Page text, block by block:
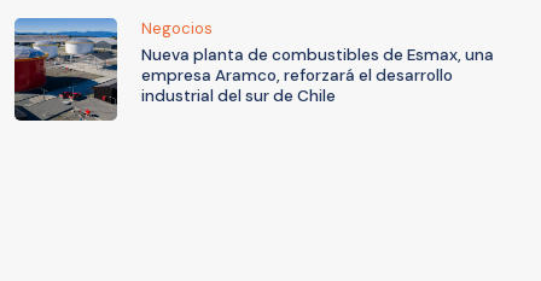
Negocios
Nueva planta de combustibles de Esmax, una
empresa Aramco, reforzará el desarrollo
industrial del sur de Chile